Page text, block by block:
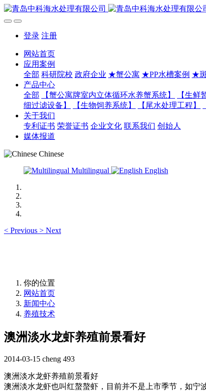
登录 注册
网站首页
应用案例
全部 科研院校 政府企业 ★蟹公寓 ★PP水槽案例 ★
产品中心
全部
【蟹公寓牌室内立体循环水养蟹系统】 【生鲜
细过滤设备】
【生物饲养系统】 【尾水处理工程】
关于我们
专利证书 荣誉证书 企业文化 联系我们 创始人
媒体报道
Chinese
Multilingual
English
< Previous > Next
你的位置
网站首页
新闻中心
养殖技术
澳洲淡水龙虾养殖前景看好
2014-03-15 cheng 493
澳洲淡水龙虾养殖前景看好
澳洲淡水龙虾也叫红螯螯虾，目前并不是上市季节，如宁